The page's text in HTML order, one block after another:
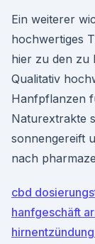
Ein weiterer
hochwertiges
hier zu den zu
Qualitativ
Hanfpflanzen
Naturextrakte
sonnengereift
nach
cbd
hanfgeschäft